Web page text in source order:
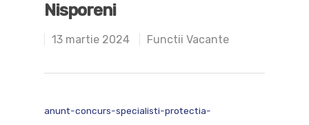
Nisporeni
13 martie 2024 Functii Vacante
anunt-concurs-specialisti-protectia-